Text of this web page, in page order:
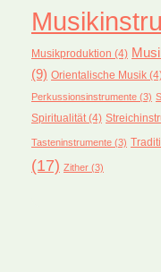
Musikproduktion (4)
(9) Orientalische Musik
Perkussionsinstrumente (3)
Spiritualität (4)
Tasteninstrumente (3)
(17) Zither (3)